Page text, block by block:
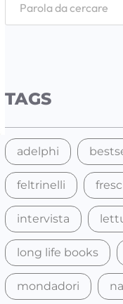
h
TAGS
adelphi
feltrinelli
intervista
long life books
mondadori